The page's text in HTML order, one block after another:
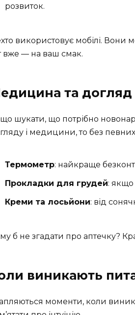
розвиток.
використовує мобілі. Вони
вже — на ваш смак.
та догляд
шукати, що потрібно
і медицини, то без
Термометр: найкраще
Прокладки для грудей: якщо
Креми та лосьйони: від
б не згадати про аптечку?
виникають
моменти, коли